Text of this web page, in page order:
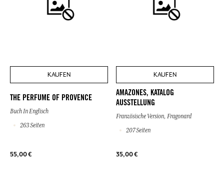
KAUFEN
THE PERFUME OF PROVENCE
Buch In Englisch
263 Seiten
55,00 €
KAUFEN
AMAZONES, KATALOG
AUSSTELLUNG
Französische Version, Fragonard
207 Seiten
35,00 €